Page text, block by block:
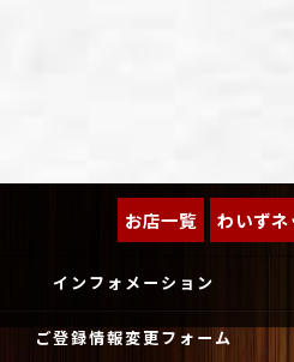
お店一覧 わいず
インフォメーション
ご登録情報変更フォーム